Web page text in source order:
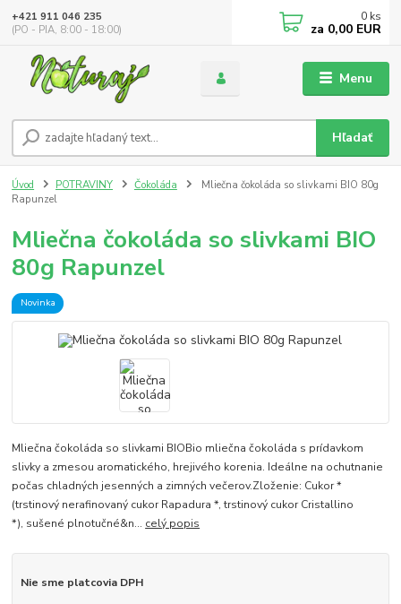
Menu
Hľadať
+421 911 046 235
(PO - PIA, 8:00 - 18:00)
0 ks
za 0,00 EUR
Úvod POTRAVINY Čokoláda
Mliečna čokoláda so slivkami BIO 80g
Rapunzel
Mliečna čokoláda so slivkami BIO
80g Rapunzel
Novinka
Mliečna čokoláda so slivkami BIOBio mliečna čokoláda s prídavkom
slivky a zmesou aromatického, hrejivého korenia. Ideálne na ochutnanie
počas chladných jesenných a zimných večerov.Zloženie: Cukor *
(trstinový nerafinovaný cukor Rapadura *, trstinový cukor Cristallino
*), sušené plnotučné&n... celý popis
Nie sme platcovia DPH